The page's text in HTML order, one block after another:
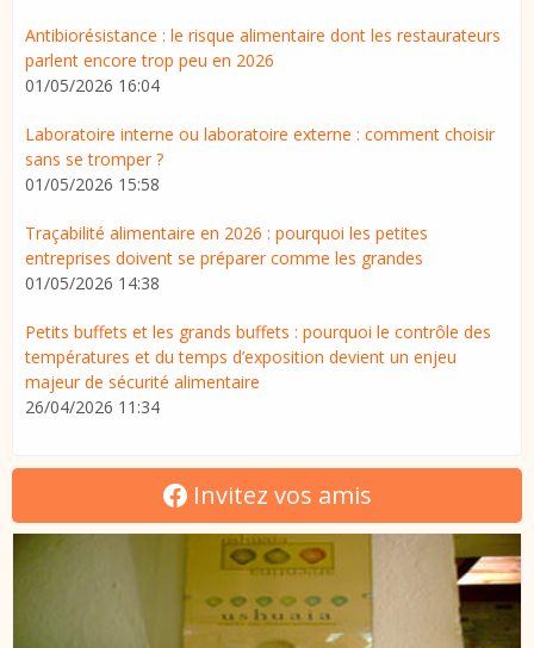
Antibiorésistance : le risque alimentaire dont les restaurateurs
parlent encore trop peu en 2026
01/05/2026 16:04
Laboratoire interne ou laboratoire externe : comment choisir
sans se tromper ?
01/05/2026 15:58
Traçabilité alimentaire en 2026 : pourquoi les petites
entreprises doivent se préparer comme les grandes
01/05/2026 14:38
Petits buffets et les grands buffets : pourquoi le contrôle des
températures et du temps d’exposition devient un enjeu
majeur de sécurité alimentaire
26/04/2026 11:34
Invitez vos amis